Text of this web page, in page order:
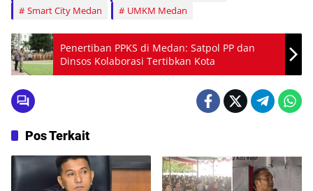
Smart City Medan
UMKM Medan
Penertiban PPKS di Medan: Satpol PP dan
Dinsos Kolaborasi Tertibkan Kota
Pos Terkait